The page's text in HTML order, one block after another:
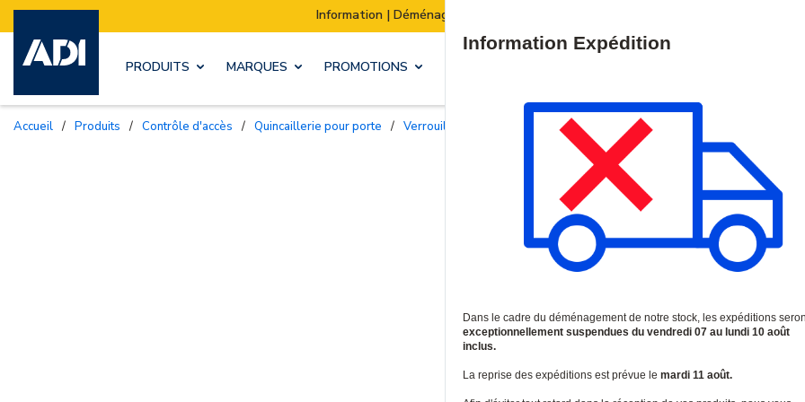
Information | Déménagement de notre stock : Les expéditions seront suspendues du 07 au 10
PRODUITS MARQUES PROMOTIONS
Accueil / Produits / Contrôle d'accès / Quincaillerie pour porte / Verrouillage électromagnétique